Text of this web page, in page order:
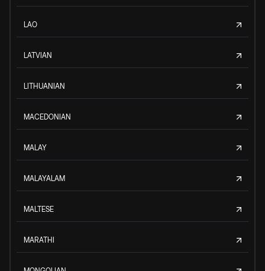
LAO
LATVIAN
LITHUANIAN
MACEDONIAN
MALAY
MALAYALAM
MALTESE
MARATHI